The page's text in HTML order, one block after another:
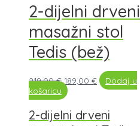
2-dijelni drveni
masažni stol
Tedis (bež)
219,00€ 189,00 €
Dodaj u
košaricu
2-dijelni drveni